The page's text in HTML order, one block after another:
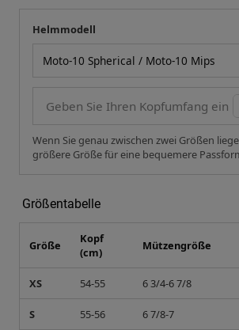
Ihre Messung
Helmmodell
Wenn Sie genau zwischen zwei Größen
größere Größe für eine bequemere
Größentabelle
Größe
Kopf
(cm)
Mützengröße
XS 54-55 6 3/4-6 7/8
S 55-56 6 7/8-7